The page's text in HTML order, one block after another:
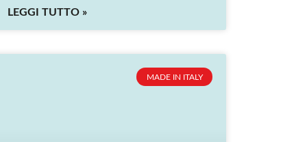
LEGGI TUTTO »
MADE IN ITALY